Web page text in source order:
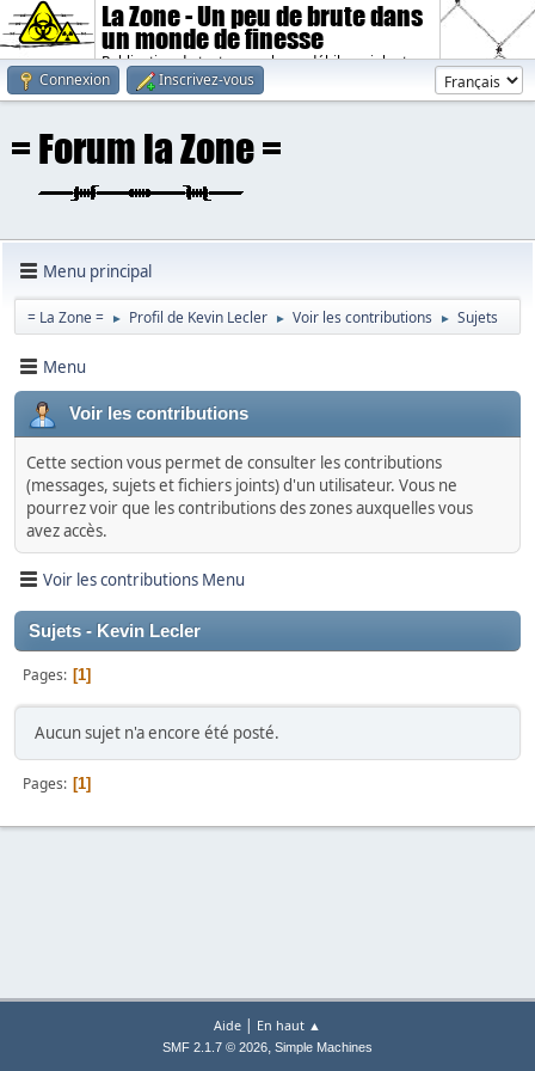
La Zone - Un peu de brute dans
un monde de finesse
Publication de textes sombres, débiles, violents.
Connexion
Inscrivez-vous
Menu principal
= La Zone = ► Profil de Kevin Lecler ► Voir les contributions ► Sujets
Menu
Voir les contributions
Cette section vous permet de consulter les contributions
(messages, sujets et fichiers joints) d'un utilisateur. Vous ne
pourrez voir que les contributions des zones auxquelles vous
avez accès.
Voir les contributions Menu
Sujets - Kevin Lecler
Pages 1
Aucun sujet n'a encore été posté.
Pages 1
Aide | En haut ▲
SMF 2.1.7 © 2026, Simple Machines